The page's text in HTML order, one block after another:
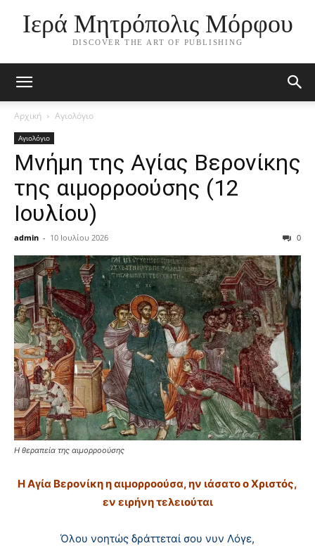
Ιερά Μητρόπολις Μόρφου
DISCOVER THE ART OF PUBLISHING
Αρχική Αγιολόγιο
Αγιολόγιο
Μνήμη της Αγίας Βερονίκης
της αιμορροούσης (12
Ιουλίου)
admin - 10 Ιουλίου 2026 0
Η θεραπεία της αιμορροούσης
H Aγία Bερονίκη η αιμορροούσα, ην ιάσατο ο Xριστός,
εν ειρήνη τελειούται
Όλου νοητώς δράττεταί σου νυν Λόγε,